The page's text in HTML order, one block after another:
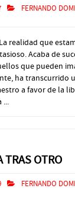
FERNANDO
realidad que
Acaba de
que pueden
ha transcurrido
a favor de la
...
TRAS OTRO
FERNANDO